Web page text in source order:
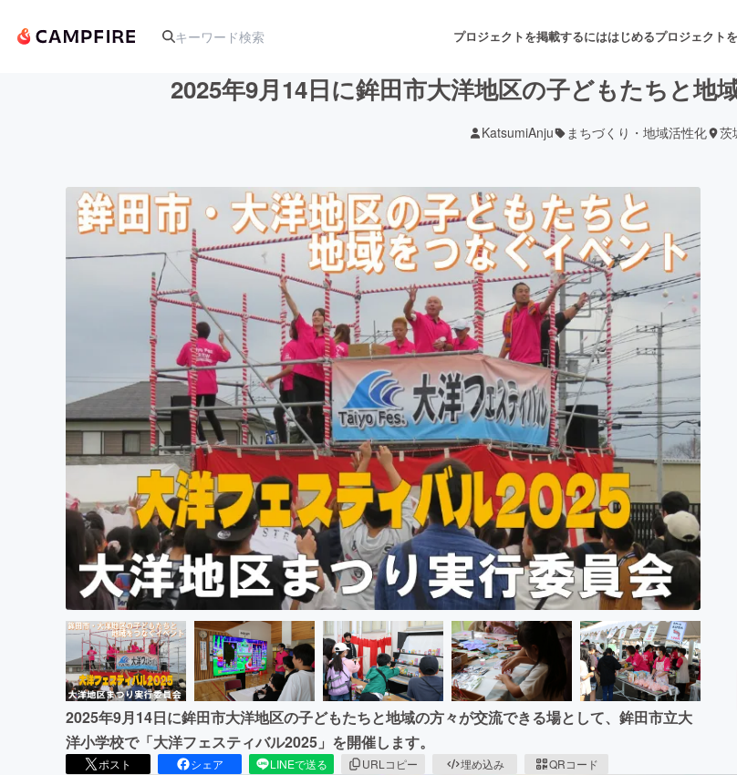
プロジェクトを掲載するにははじめるプロジェクト
アート・写真 音楽 舞台・パ
テクノロジー・ガジェット ゲーム・サービス開発 フード・飲
映像・映画 書籍・雑誌出版 アニメ・漫
ビジネス・起業 チャレンジ ビューテ
まちづくり・地域活性化
CAMPFIRE for Social Good
CAMPFIRE
CAMPFIREふるさと納税machi-ya コミュニテ
2025年9月14日に鉾田市大洋地区の子どもたちと地
KatsumiAnju まちづくり・地域活性化 茨
2025年9月14日に鉾田市大洋地区の子どもたちと地域の方々が交流できる場として、鉾田市立大
洋小学校で「大洋フェスティバル2025」を開催します。
ポスト シェア LINEで送る URLコピー 埋め込み QRコード